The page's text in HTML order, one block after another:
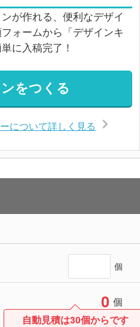
が作れる、便利なデザイ
ォームから「デザインキ
に入稿完了！
をつくる
について詳しく見る
個
0 個
自動見積は30個からです